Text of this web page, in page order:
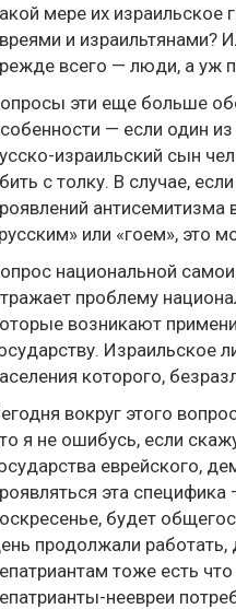
мере их израильское
и израильтянами?
всего — люди, а уж
эти еще больше
— если один из
израильский сын
с толку. В случае,
антисемитизма
или «гоем», это
национальной
проблему
возникают
Израильское
которого,
вокруг этого
я не ошибусь, если
еврейского,
эта
будет
продолжали
тоже есть
неевреи